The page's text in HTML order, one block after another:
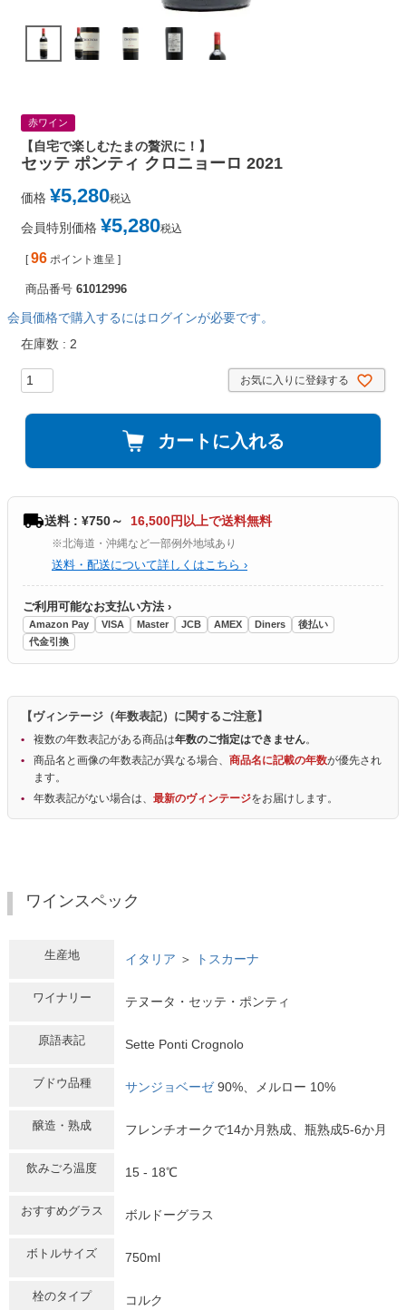
赤ワイン
【自宅で楽しむたまの贅沢に！】
セッテ ポンティ クロニョーロ 2021
価格 ¥5,280税込
会員特別価格 ¥5,280税込
[ 96 ポイント進呈 ]
商品番号 61012996
会員価格で購入するにはログインが必要です。
在庫数
2
お気に入りに登録する
カートに入れる
送料 : ¥750～ 16,500円以上で送料無料
※北海道・沖縄など一部例外地域あり
送料・配送について詳しくはこちら ›
ご利用可能なお支払い方法 ›
Amazon Pay VISA Master JCB AMEX Diners
後払い
代金引換
【ヴィンテージ（年数表記）に関するご注意】
複数の年数表記がある商品は年数のご指定はできません。
商品名と画像の年数表記が異なる場合、 商品名に記載の年数が優先され
ます。
年数表記がない場合は、 最新のヴィンテージをお届けします。
ワインスペック
生産地 イタリア ＞ トスカーナ
ワイナリー テヌータ・セッテ・ポンティ
原語表記 Sette Ponti Crognolo
ブドウ品種 サンジョベーゼ90%、メルロー 10%
醸造・熟成 フレンチオークで14か月熟成、瓶熟成5-6か月
飲みごろ温度 15 - 18℃
おすすめグラス ボルドーグラス
ボトルサイズ 750ml
栓のタイプ コルク